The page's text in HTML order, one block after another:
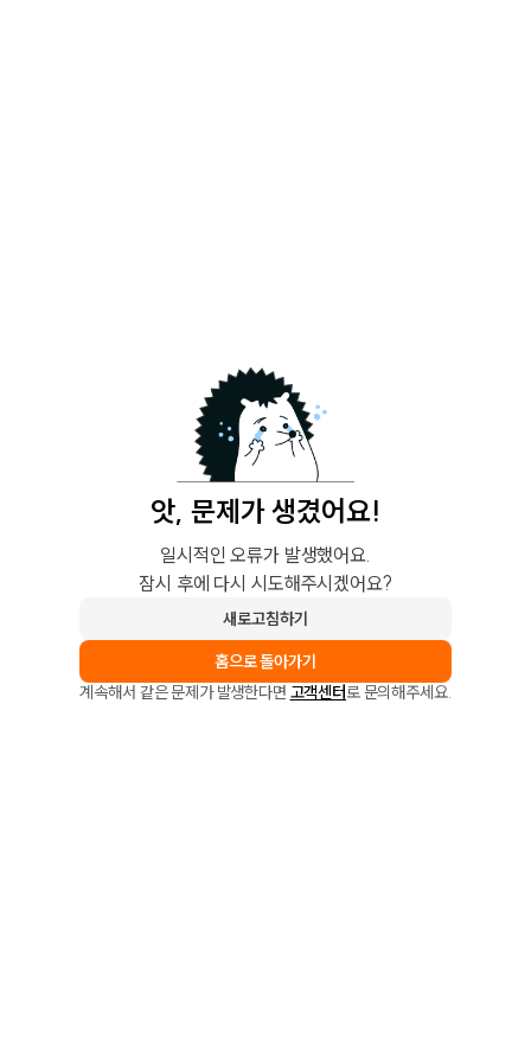
앗, 문제가 생겼어요!
일시적인 오류가 발생했어요.
잠시 후에 다시 시도해주시겠어요?
새로고침하기
홈으로 돌아가기
계속해서 같은 문제가 발생한다면 고객센터로 문의해주세요.